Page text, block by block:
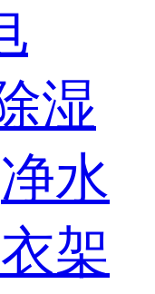
湿
净水
架